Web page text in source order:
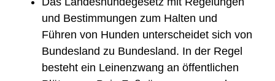
und Bestimmungen zum Halten und
Führen von Hunden unterscheidet sich von
Bundesland zu Bundesland. In der Regel
besteht ein Leinenzwang an öffentlichen